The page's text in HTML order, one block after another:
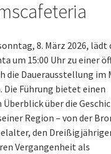
8. März 2026, lädt
um 15:00 Uhr zu einer
die Dauerausstellung im
Die Führung bietet einen
Überblick über die
Region – von der
den
Vergangenheit als